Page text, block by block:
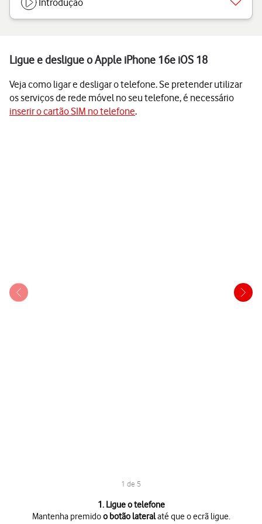
Introdução
Ligue e desligue o Apple iPhone 16e iOS 18
Veja como ligar e desligar o telefone. Se pretender utilizar
os serviços de rede móvel no seu telefone, é necessário
inserir o cartão SIM no telefone.
1 de 5
1. Ligue o telefone
Mantenha premidoo botão lateralaté que o ecrã ligue.